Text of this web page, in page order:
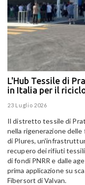
L'Hub Tessile di
in Italia per il
23 Luglio 2026
Il distretto tessile di
nella rigenerazione
di Plures,
recupero dei rifiuti
di fondi PNRR e dalle
prima applicazione su
Fibersort di Valvan.